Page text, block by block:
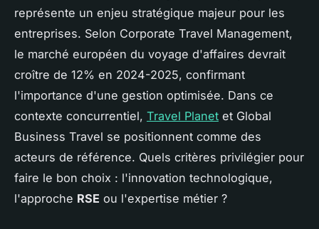
représente un enjeu stratégique majeur pour les
entreprises. Selon Corporate Travel Management,
le marché européen du voyage d'affaires devrait
croître de 12% en 2024-2025, confirmant
l'importance d'une gestion optimisée. Dans ce
contexte concurrentiel, Travel Planet et Global
Business Travel se positionnent comme des
acteurs de référence. Quels critères privilégier pour
faire le bon choix : l'innovation technologique,
l'approche RSE ou l'expertise métier ?